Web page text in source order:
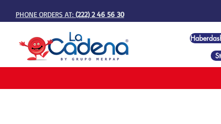
PHONE ORDERS AT: (222) 2 46 56 30